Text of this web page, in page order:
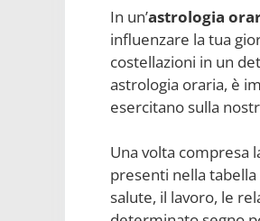
In un’astrologia
influenzare la tua
costellazioni in un
astrologia oraria, è
esercitano sulla
Una volta compresa
presenti nella
salute, il lavoro, le